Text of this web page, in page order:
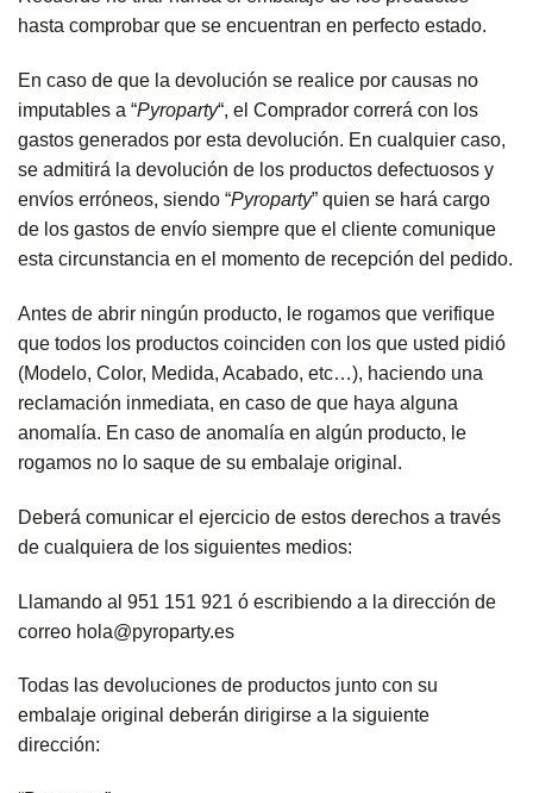
hasta comprobar que se encuentran en perfecto estado.
En caso de que la devolución se realice por causas no
imputables a “Pyroparty“, el Comprador correrá con los
gastos generados por esta devolución. En cualquier caso,
se admitirá la devolución de los productos defectuosos y
envíos erróneos, siendo “Pyroparty” quien se hará cargo
de los gastos de envío siempre que el cliente comunique
esta circunstancia en el momento de recepción del pedido.
Antes de abrir ningún producto, le rogamos que verifique
que todos los productos coinciden con los que usted pidió
(Modelo, Color, Medida, Acabado, etc…), haciendo una
reclamación inmediata, en caso de que haya alguna
anomalía. En caso de anomalía en algún producto, le
rogamos no lo saque de su embalaje original.
Deberá comunicar el ejercicio de estos derechos a través
de cualquiera de los siguientes medios:
Llamando al 951 151 921 ó escribiendo a la dirección de
correo hola@pyroparty.es
Todas las devoluciones de productos junto con su
embalaje original deberán dirigirse a la siguiente
dirección: